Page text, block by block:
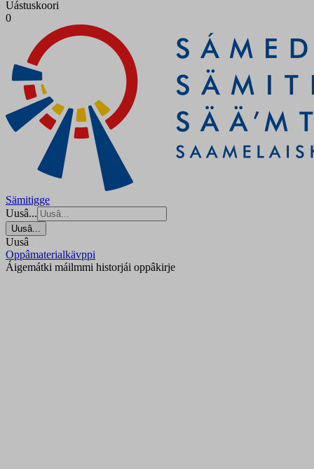
Uástuskoori
0
Sämitigge
Uusâ...
Uusâ...
Uusâ
Oppâmaterialkävppi
Áigemátki máilmmi historjái oppâkirje